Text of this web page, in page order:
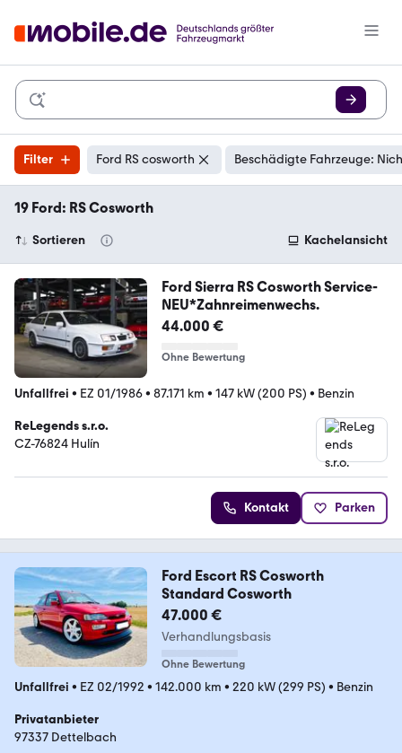
Filter Ford RS cosworth Beschädigte Fahrzeuge:
19 Ford: RS Cosworth
Sortieren Kachelansicht
Ford Sierra RS Cosworth Service-
NEU*Zahnreimenwechs.
44.000 €
Ohne Bewertung
Unfallfrei • EZ 01/1986• 87.171 km • 147 kW (200 PS) • Benzin
ReLegends s.r.o.
CZ-76824 Hulín
Kontakt Parken
Ford Escort RS Cosworth
Standard Cosworth
47.000 €
Verhandlungsbasis
Ohne Bewertung
Unfallfrei • EZ 02/1992 • 142.000 km • 220 kW (299 PS) • Benzin
Privatanbieter
97337 Dettelbach